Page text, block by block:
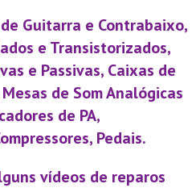
Guitarra e Contrabaixo,
e Transistorizados,
e Passivas, Caixas de
de Som Analógicas
de PA,
Pedais.
vídeos de reparos